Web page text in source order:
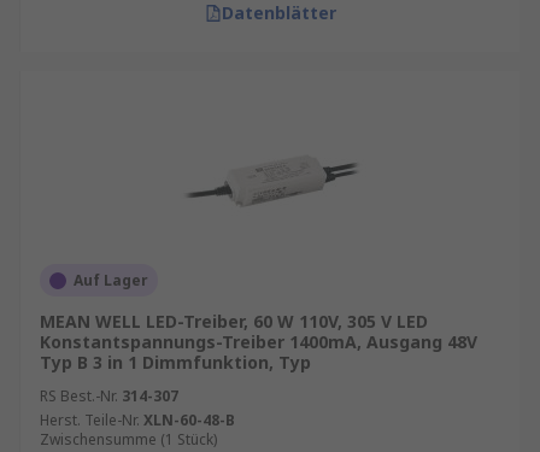
Datenblätter
Auf Lager
MEAN WELL LED-Treiber, 60 W 110V, 305 V LED
Konstantspannungs-Treiber 1400mA, Ausgang 48V
Typ B 3 in 1 Dimmfunktion, Typ
RS Best.-Nr. 314-307
Herst. Teile-Nr. XLN-60-48-B
Zwischensumme (1 Stück)